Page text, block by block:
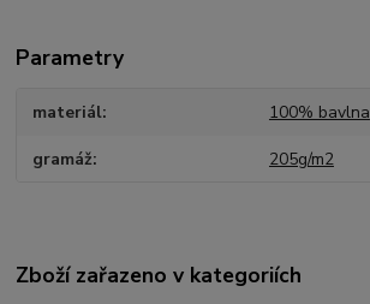
Parametry
materiál 100% bavlna
gramáž 205g/m2
Zboží zařazeno v kategoriích